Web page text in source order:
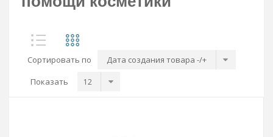
Сортировать по
Дата создания товара -/+
Показать